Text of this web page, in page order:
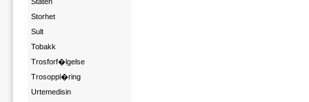
Storhet
Sult
Tobakk
Trosforf�lgelse
Trosoppl�ring
Urtemedisin